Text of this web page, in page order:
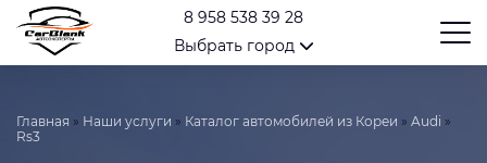
8 958 538 39 28
Выбрать город
Главная » Наши услуги » Каталог автомобилей из Кореи » Audi »
Rs3